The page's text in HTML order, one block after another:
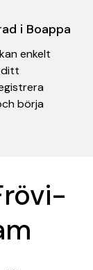
i Boappa
enkelt
ditt
börja